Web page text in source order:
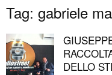
Tag: gabriele
DELLO